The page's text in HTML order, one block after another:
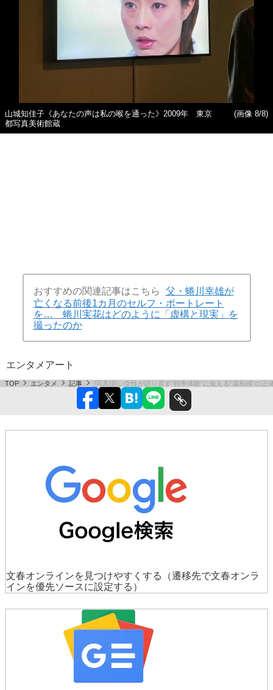
山城知佳子《あなたの声は私の喉を通った》2009年 東京
都写真美術館蔵
(画像 8/8)
おすすめの関連記事はこちら
父・蜷川幸雄が
亡くなる前後1カ月のセルフ・ポートレート
を… 蜷川実花はどのように「虚構と現実」を
撮ったのか
エンタメ アート
TOP エンタメ 記事 [写真]若い女性が語り直す“戦争体験”に覚える“違和感”の
文春オンラインを見つけやすくする
（遷移先で文春オンラ
インを優先ソースに設定する）